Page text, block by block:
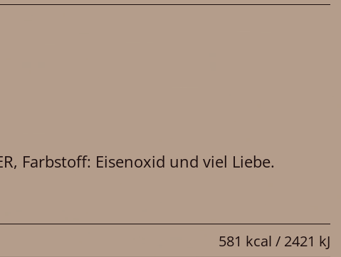
Farbstoff: Eisenoxid und viel Liebe.
581 kcal / 2421 kJ